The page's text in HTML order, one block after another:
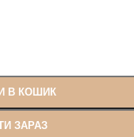
В КОШИК
ЗАРАЗ